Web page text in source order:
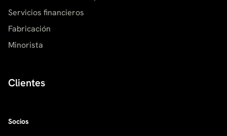
Servicios financieros
Fabricación
Minorista
Clientes
Socios